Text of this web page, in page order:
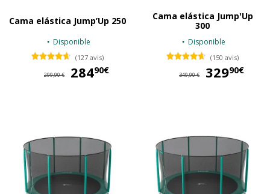
Cama elástica Jump’Up 250
Disponible
(127 avis)
299,90 € 28490€
Cama elástica Jump'Up
300
Disponible
(150 avis)
349,90 € 32990€